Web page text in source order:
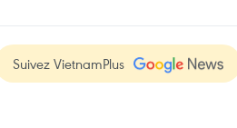
Suivez VietnamPlus